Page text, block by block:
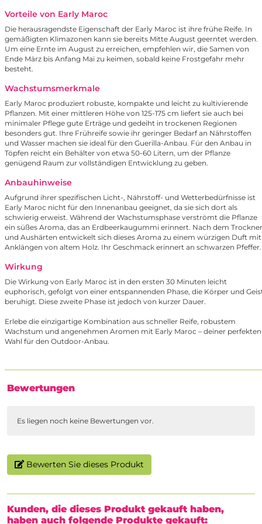
Vorteile von Early Maroc
Die herausragendste Eigenschaft der Early Maroc ist ihre frühe Reife. In
gemäßigten Klimazonen kann sie bereits Mitte August geerntet werden.
Um eine Ernte im August zu erreichen, empfehlen wir, die Samen von
Ende März bis Anfang Mai zu keimen, sobald keine Frostgefahr mehr
besteht.
Wachstumsmerkmale
Early Maroc produziert robuste, kompakte und leicht zu kultivierende
Pflanzen. Mit einer mittleren Höhe von 125-175 cm liefert sie auch bei
minimaler Pflege gute Erträge und gedeiht in trockenen Regionen
besonders gut. Ihre Frühreife sowie ihr geringer Bedarf an Nährstoffen
und Wasser machen sie ideal für den Guerilla-Anbau. Für den Anbau in
Töpfen reicht ein Behälter von etwa 50-60 Litern, um der Pflanze
genügend Raum zur vollständigen Entwicklung zu geben.
Anbauhinweise
Aufgrund ihrer spezifischen Licht-, Nährstoff- und Wetterbedürfnisse ist
Early Maroc nicht für den Innenanbau geeignet, da sie sich dort als
schwierig erweist. Während der Wachstumsphase verströmt die Pflanze
ein süßes Aroma, das an Erdbeerkaugummi erinnert. Nach dem
und Aushärten entwickelt sich dieses Aroma zu einem würzigen Duft mit
Anklängen von altem Holz. Ihr Geschmack erinnert an schwarzen Pfeffer.
Wirkung
Die Wirkung von Early Maroc ist in den ersten 30 Minuten leicht
euphorisch, gefolgt von einer entspannenden Phase, die Körper und
beruhigt. Diese zweite Phase ist jedoch von kurzer Dauer.
Erlebe die einzigartige Kombination aus schneller Reife, robustem
Wachstum und angenehmen Aromen mit Early Maroc – deiner perfekten
Wahl für den Outdoor-Anbau.
Bewertungen
Es liegen noch keine Bewertungen vor.
Bewerten Sie dieses Produkt
Kunden, die dieses Produkt gekauft haben,
haben auch folgende Produkte gekauft: